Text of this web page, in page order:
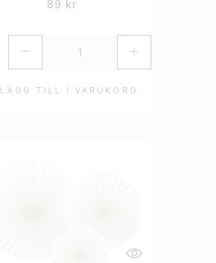
LÄGG TILL I VARUKORG
89 kr